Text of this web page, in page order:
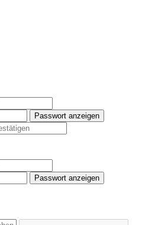
Passwort anzeigen
Passwort anzeigen